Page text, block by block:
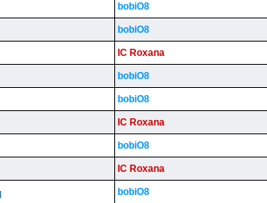
bobiO8
bobiO8
IC Roxana
bobiO8
bobiO8
IC Roxana
bobiO8
IC Roxana
bobiO8